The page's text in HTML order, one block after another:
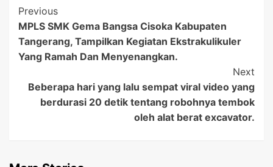
Post
Navigation
Previous
MPLS SMK Gema Bangsa Cisoka Kabupaten
Tangerang, Tampilkan Kegiatan Ekstrakulikuler
Yang Ramah Dan Menyenangkan.
Next
Beberapa hari yang lalu sempat viral video yang
berdurasi 20 detik tentang robohnya tembok
oleh alat berat excavator.